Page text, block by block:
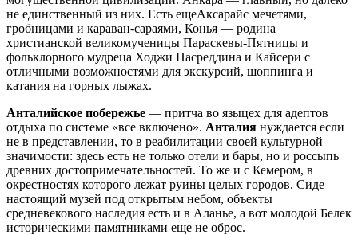
не единственный из них. Есть ещеАксарайс мечетями,
гробницами и караван-сараями, Конья — родина
христианской великомученицы Параскевы-Пятницы и
фольклорного мудреца Ходжи Насреддина и Кайсери с
отличными возможностями для экскурсий, шоппинга и
катания на горных лыжах.
Анталийское побережье — притча во языцех для адептов
отдыха по системе «все включено». Анталия нуждается если
не в представлении, то в реабилитации своей культурной
значимости: здесь есть не только отели и бары, но и россыпь
древних достопримечательностей. То же и с Кемером, в
окрестностях которого лежат руины целых городов. Сиде —
настоящий музей под открытым небом, объекты
средневекового наследия есть и в Аланье, а вот молодой Белек
историческими памятниками еще не оброс.